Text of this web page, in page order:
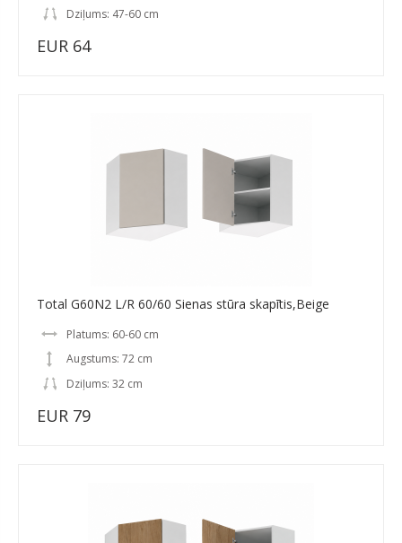
Dziļums: 47-60 cm
EUR 64
Total G60N2 L/R 60/60 Sienas stūra skapītis,Beige
Platums: 60-60 cm
Augstums: 72 cm
Dziļums: 32 cm
EUR 79